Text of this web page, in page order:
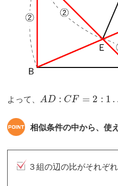
よって、 AD : CF = 2 : 1
相似条件の中から、使
３組の辺の比がそれぞ